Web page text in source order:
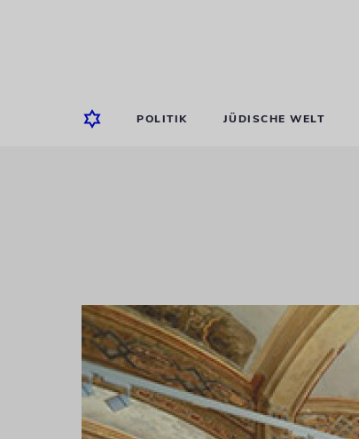
POLITIK JÜDISCHE WELT